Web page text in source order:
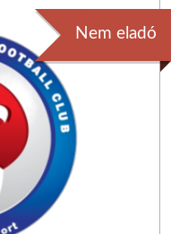
Nem eladó